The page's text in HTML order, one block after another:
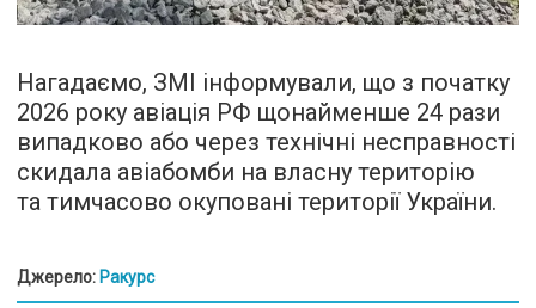
Нагадаємо, ЗМІ інформували, що з початку
2026 року авіація РФ щонайменше 24 рази
випадково або через технічні несправності
скидала авіабомби на власну територію
та тимчасово окуповані території України.
Джерело: Ракурс